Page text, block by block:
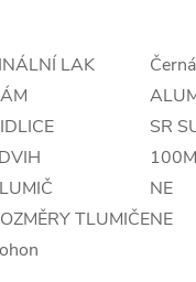
LAK
Černá
SR
NE
TLUMIČENE